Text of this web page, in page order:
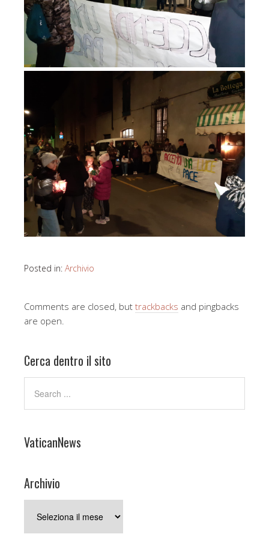
Posted in: Archivio
Comments are closed, but trackbacks and pingbacks
are open.
Cerca dentro il sito
VaticanNews
Archivio